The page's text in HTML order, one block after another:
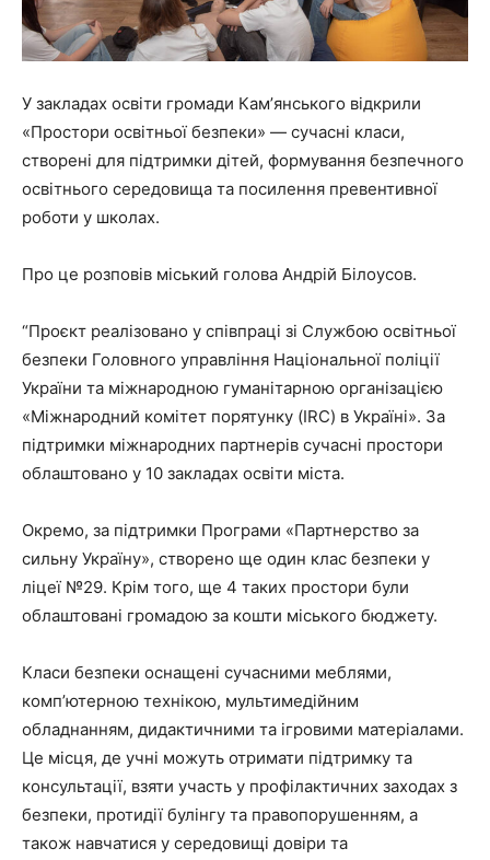
У закладах освіти громади Камʼянського відкрили
«Простори освітньої безпеки» — сучасні класи,
створені для підтримки дітей, формування безпечного
освітнього середовища та посилення превентивної
роботи у школах.
Про це розповів міський голова Андрій Білоусов.
“Проєкт реалізовано у співпраці зі Службою освітньої
безпеки Головного управління Національної поліції
України та міжнародною гуманітарною організацією
«Міжнародний комітет порятунку (IRC) в Україні». За
підтримки міжнародних партнерів сучасні простори
облаштовано у 10 закладах освіти міста.
Окремо, за підтримки Програми «Партнерство за
сильну Україну», створено ще один клас безпеки у
ліцеї №29. Крім того, ще 4 таких простори були
облаштовані громадою за кошти міського бюджету.
Класи безпеки оснащені сучасними меблями,
комп’ютерною технікою, мультимедійним
обладнанням, дидактичними та ігровими матеріалами.
Це місця, де учні можуть отримати підтримку та
консультації, взяти участь у профілактичних заходах з
безпеки, протидії булінгу та правопорушенням, а
також навчатися у середовищі довіри та